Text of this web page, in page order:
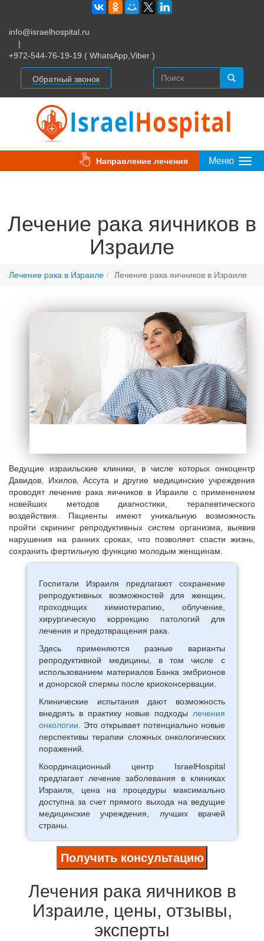
info@israelhospital.ru
|
+972-544-76-19-19 ( WhatsApp,Viber )
Обратный звонок
Меню
Направление лечения
Лечение рака яичников в
Израиле
Лечение рака в Израиле Лечение рака яичников в Израиле
Ведущие израильские клиники, в числе которых онкоцентр
Давидов, Ихилов, Ассута и другие медицинские учреждения
проводят лечение рака яичников в Израиле с применением
новейших методов диагностики, терапевтического
воздействия. Пациенты имеют уникальную возможность
пройти скрининг репродуктивных систем организма, выявив
нарушения на ранних сроках, что позволяет спасти жизнь,
сохранить фертильную функцию молодым женщинам.
Госпитали Израиля предлагают сохранение
репродуктивных возможностей для женщин,
проходящих химиотерапию, облучение,
хирургическую коррекцию патологий для
лечения и предотвращения рака.
Здесь применяются разные варианты
репродуктивной медицины, в том числе с
использованием материалов Банка эмбрионов
и донорской спермы после криоконсервации.
Клинические испытания дают возможность
внедрять в практику новые подходы лечения
онкологии . Это открывает потенциально новые
перспективы терапии сложных онкологических
поражений.
Координационный центр IsraelHospital
предлагает лечение заболевания в клиниках
Израиля, цена на процедуры максимально
доступна за счет прямого выхода на ведущие
медицинские учреждения, лучших врачей
страны.
Получить консультацию
Лечения рака яичников в
Израиле, цены, отзывы,
эксперты